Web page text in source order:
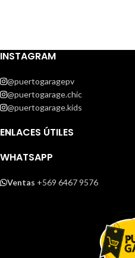
INSTAGRAM
@puertogaragepv
@puertogarage.chic
@puertogarage.kids
ENLACES ÚTILES
WHATSAPP
Ventas +569 6467 9576